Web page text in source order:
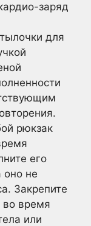
заряд
для
рюкзак
его
оно не
Закрепите
во время
или